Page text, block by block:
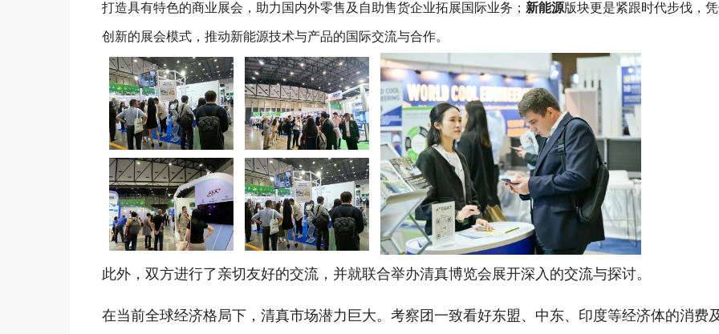
打造具有特色的商业展会，助力国内外零售及自助售货企业拓展国际业务； 新能源版块更是紧跟时代步伐，
创新的展会模式，推动新能源技术与产品的国际交流与合作。
此外，双方进行了亲切友好的交流，并就联合举办清真博览会展开深入的交流与探讨。
在当前全球经济格局下，清真市场潜力巨大。考察团一致看好东盟、中东、印度等经济体的消费